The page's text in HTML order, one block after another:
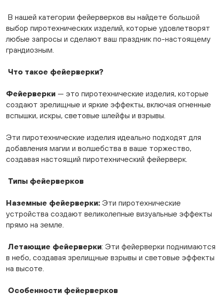
В нашей категории фейерверков вы найдете большой
выбор пиротехнических изделий, которые удовлетворят
любые запросы и сделают ваш праздник по-настоящему
грандиозным.
Что такое фейерверки?
Фейерверки — это пиротехнические изделия, которые
создают зрелищные и яркие эффекты, включая огненные
вспышки, искры, световые шлейфы и взрывы.
Эти пиротехнические изделия идеально подходят для
добавления магии и волшебства в ваше торжество,
создавая настоящий пиротехнический фейерверк.
Типы фейерверков
Наземные фейерверки: Эти пиротехнические
устройства создают великолепные визуальные эффекты
прямо на земле.
Летающие фейерверки: Эти фейерверки поднимаются
в небо, создавая зрелищные взрывы и световые эффекты
на высоте.
Особенности фейерверков